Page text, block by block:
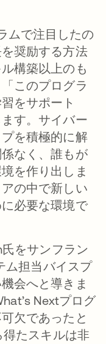
ムで注目したの
奨励する方法
構築以上のも
このプログラ
をサポート
す。サイバー
を積極的に解
なく、誰もが
を作り出しま
の中で新しい
必要な環境で
をサンフラン
ム担当バイスプ
会へと導きま
Nextプログ
欠であったと
たスキルは非